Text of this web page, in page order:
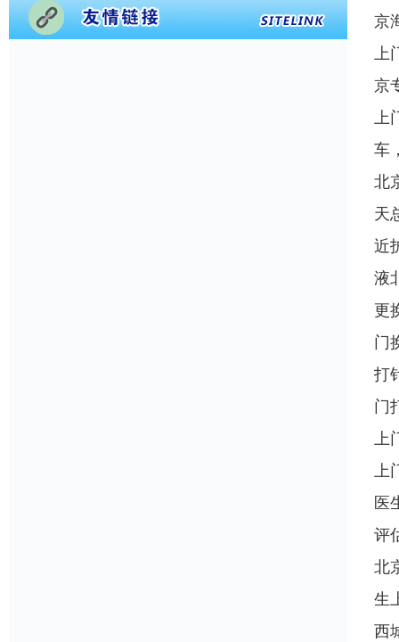
京
上
京
上
车
北
天
近
液
更
门
打
门
上
上
医
评
北
生
西